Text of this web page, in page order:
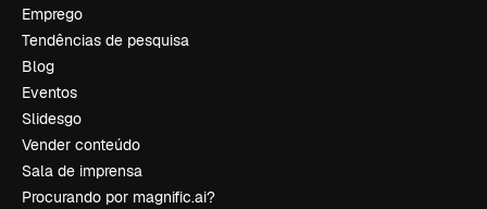
Emprego
Tendências de pesquisa
Blog
Eventos
Slidesgo
Vender conteúdo
Sala de imprensa
Procurando por magnific.ai?